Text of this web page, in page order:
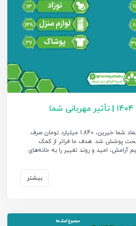
در دی‌ماه، با حمایت و اعتماد شما خیرین، 1.840 میلیارد تومان صرف
تحت پوشش شد. هدف ما فراتر از کمک
آرامش، امید و روند تغییر را به خانه‌های
بیشتر